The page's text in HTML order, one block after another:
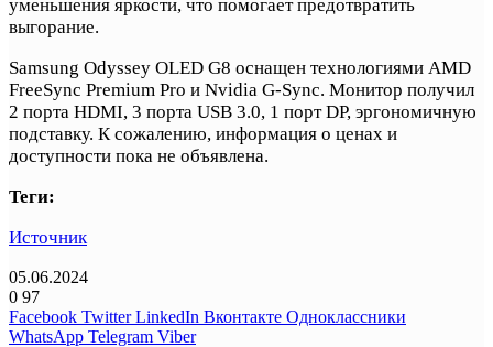
уменьшения яркости, что помогает предотвратить
выгорание.
Samsung Odyssey OLED G8 оснащен технологиями AMD
FreeSync Premium Pro и Nvidia G-Sync. Монитор получил
2 порта HDMI, 3 порта USB 3.0, 1 порт DP, эргономичную
подставку. К сожалению, информация о ценах и
доступности пока не объявлена.
Теги:
Источник
05.06.2024
0 97
Facebook Twitter LinkedIn Вконтакте Одноклассники
WhatsApp Telegram Viber